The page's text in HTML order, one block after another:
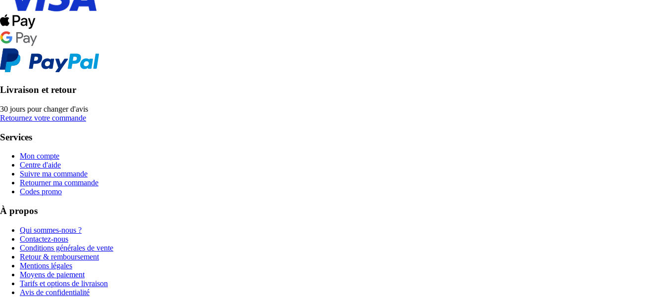
Livraison et retour
30 jours pour changer d'avis
Retournez votre commande
Services
Mon compte
Centre d'aide
Suivre ma commande
Retourner ma commande
Codes promo
À propos
Qui sommes-nous ?
Contactez-nous
Conditions générales de vente
Retour & remboursement
Mentions légales
Moyens de paiement
Tarifs et options de livraison
Avis de confidentialité